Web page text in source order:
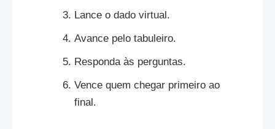
Lance o dado virtual.
Avance pelo tabuleiro.
Responda às perguntas.
Vence quem chegar primeiro ao
final.